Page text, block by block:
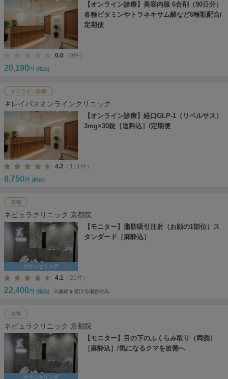
【オンライン診療】美容内服 6合剤（90日分）
各種ビタミンやトラネキサム酸など6種類配合/
定期便
0.0 （0件）
20,190 円 (税込)
オンライン診療
キレイパスオンラインクリニック
【オンライン診療】経口GLP-1（リベルサス）
3mg×30錠［送料込］/定期便
4.2 （111件）
8,750 円 (税込)
京都
ネビュラクリニック 京都院
カウンセリング
【モニター】脂肪吸引注射（お顔の1部位）ス
タンダード［麻酔込］
4.1 （21件）
22,400 円 (税込) ※施術を受ける場合のみ
京都
ネビュラクリニック 京都院
カウンセリング
【モニター】目の下のふくらみ取り（両側）
［麻酔込］/気になるクマを改善へ